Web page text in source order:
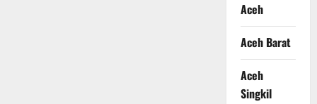
Aceh
Aceh Barat
Aceh
Singkil